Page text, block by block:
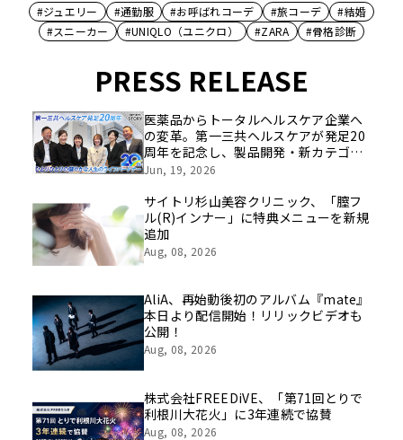
#ジュエリー #通勤服 #お呼ばれコーデ #旅コーデ
#結婚
#スニーカー
#UNIQLO（ユニクロ） #ZARA #骨格診断
PRESS RELEASE
医薬品からトータルヘルスケア企業へ
の変革。第一三共ヘルスケアが発足20
周年を記念し、製品開発・新カテゴリ
挑戦の舞台や旧社統合時のエピソード
像を公開！
Jun, 19, 2026
サイトリ杉山美容クリニック、「膣フ
ル(R)インナー」に特典メニューを新規
追加
Aug, 08, 2026
AliA、再始動後初のアルバム『mate』
本日より配信開始！リリックビデオも
公開！
Aug, 08, 2026
株式会社FREEDiVE、「第71回とりで
利根川大花火」に3年連続で協賛
Aug, 08, 2026